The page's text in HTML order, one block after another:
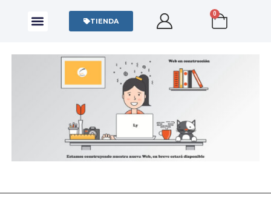
TIENDA
0